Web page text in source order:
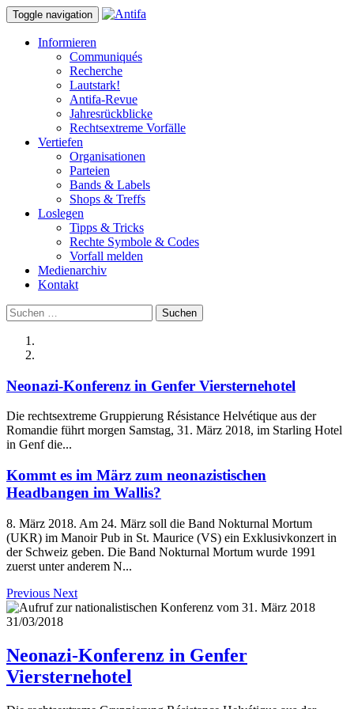
Toggle navigation
Informieren
Communiqués
Recherche
Lautstark!
Antifa-Revue
Jahresrückblicke
Rechtsextreme Vorfälle
Vertiefen
Organisationen
Parteien
Bands & Labels
Shops & Treffs
Loslegen
Tipps & Tricks
Rechte Symbole & Codes
Vorfall melden
Medienarchiv
Kontakt
Suchen
nach:
Neonazi-Konferenz in Genfer Viersternehotel
Die rechtsextreme Gruppierung Résistance Helvétique aus der
Romandie führt morgen Samstag, 31. März 2018, im Starling Hotel
in Genf die...
Kommt es im März zum neonazistischen
Headbangen im Wallis?
8. März 2018. Am 24. März soll die Band Nokturnal Mortum
(UKR) im Manoir Pub in St. Maurice (VS) ein Exklusivkonzert in
der Schweiz geben. Die Band Nokturnal Mortum wurde 1991
zuerst unter anderem N...
Previous Next
31/03/2018
Neonazi-Konferenz in Genfer
Viersternehotel